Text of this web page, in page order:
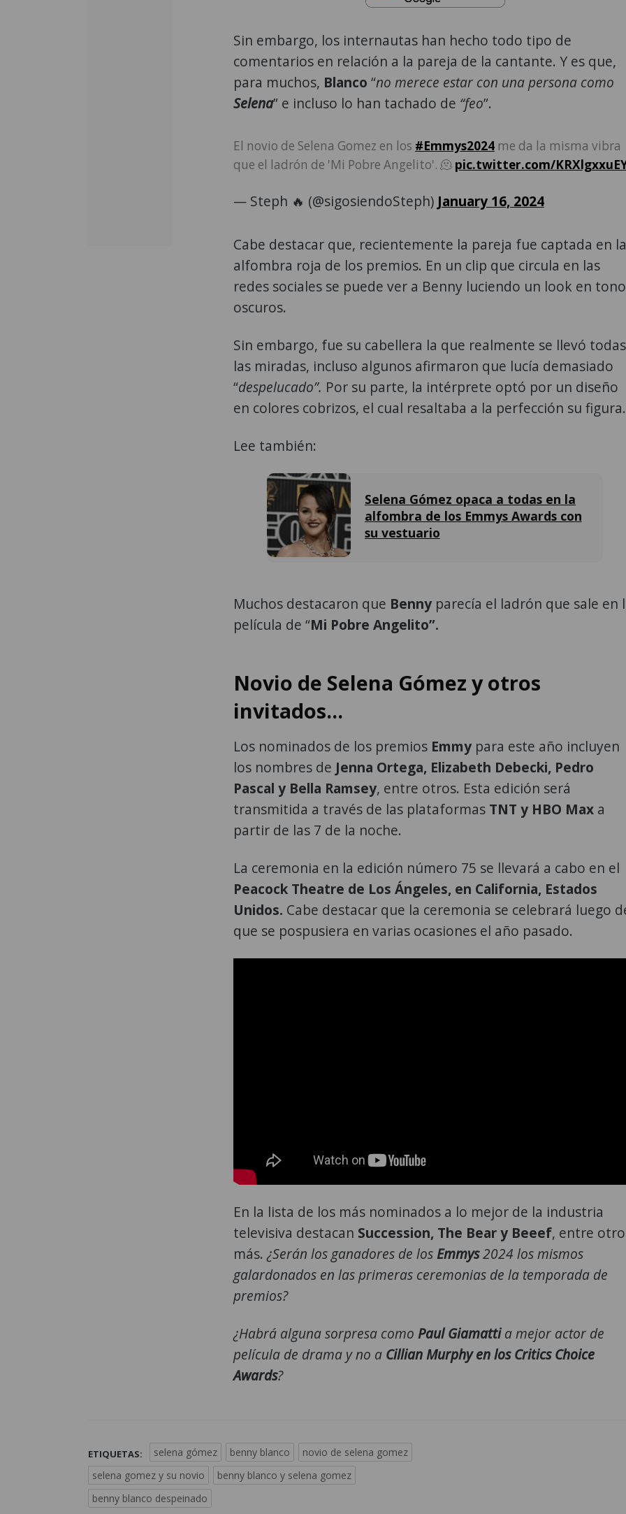
Sin embargo, los internautas han hecho todo tipo de
comentarios en relación a la pareja de la cantante. Y es que,
para muchos, Blanco “no merece estar con una persona como
Selena” e incluso lo han tachado de “feo”.
El novio de Selena Gomez en los #Emmys2024 me da la misma vibra
que el ladrón de 'Mi Pobre Angelito'. 🫠 pic.twitter.com/
— Steph 🔥 (@sigosiendoSteph) January 16, 2024
Cabe destacar que, recientemente la pareja fue captada en la
alfombra roja de los premios. En un clip que circula en las
redes sociales se puede ver a Benny luciendo un look en
oscuros.
Sin embargo, fue su cabellera la que realmente se llevó todas
las miradas, incluso algunos afirmaron que lucía demasiado
“despelucado”. Por su parte, la intérprete optó por un diseño
en colores cobrizos, el cual resaltaba a la perfección su figura.
Lee también:
Selena Gómez opaca a todas en la
alfombra de los Emmys Awards con
su vestuario
Muchos destacaron que Benny parecía el ladrón que sale en
película de “Mi Pobre Angelito”.
Novio de Selena Gómez y otros
invitados...
Los nominados de los premios Emmy para este año incluyen
los nombres de Jenna Ortega, Elizabeth Debecki, Pedro
Pascal y Bella Ramsey, entre otros. Esta edición será
transmitida a través de las plataformas TNT y HBO Max a
partir de las 7 de la noche.
La ceremonia en la edición número 75 se llevará a cabo en el
Peacock Theatre de Los Ángeles, en California, Estados
Unidos. Cabe destacar que la ceremonia se celebrará luego
que se pospusiera en varias ocasiones el año pasado.
En la lista de los más nominados a lo mejor de la industria
televisiva destacan Succession, The Bear y Beeef, entre
más. ¿Serán los ganadores de losEmmys2024 los mismos
galardonados en las primeras ceremonias de la temporada de
premios?
¿Habrá alguna sorpresa como Paul Giamattia mejor actor de
película de drama y no a Cillian Murphy en los Critics Choice
Awards?
ETIQUETAS: selena gómez benny blanco
novio de selena gomez
selena gomez y su novio
benny blanco y selena gomez
benny blanco despeinado